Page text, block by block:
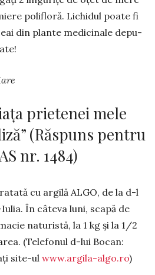
polifloră. Li­chidul poate fi
din plante me­di­ci­nale depu­
prietenei mele
(Răspuns pentru
nr. 1484)
cu argilă ALGO, de la d-l
În câteva luni, scapă de
na­tu­ristă, la 1 kg și la 1/2
(Tele­fonul d-lui Bocan:
site-ul www.argila-algo.ro)